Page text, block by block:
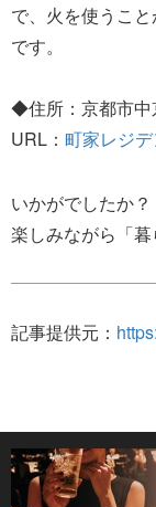
で、火を使うこ
です。
◆住所：京都市中
URL： 町家レジ
いかがでしたか
楽しみながら「暮
記事提供元：